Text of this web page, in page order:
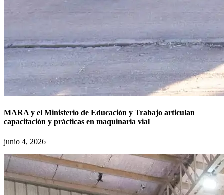
MARA y el Ministerio de Educación y Trabajo articulan
capacitación y prácticas en maquinaria vial
junio 4, 2026